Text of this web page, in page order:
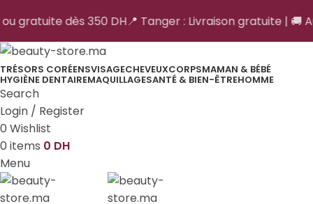
TRÉSORS CORÉENSVISAGECHEVEUXCORPSMAMAN & BÉBÉ
HYGIÈNE DENTAIREMAQUILLAGESANTÉ & BIEN-ÊTREHOMME
Search
Login / Register
0 Wishlist
0 items 0 DH
Menu
gratuite dès 350 DH📍 Tanger : Livraison gratuite | 🚚